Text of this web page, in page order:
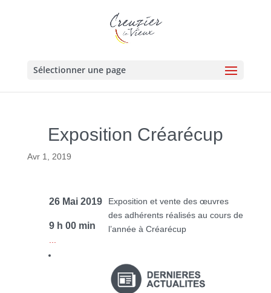
Sélectionner une page
Exposition Créarécup
Avr 1, 2019
26 Mai 2019
9 h 00 min
Exposition et vente des œuvres
des adhérents réalisés au cours de
l’année à Créarécup